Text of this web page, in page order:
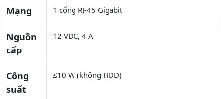
Mạng 1 cổng RJ-45 Gigabit
Nguồn
cấp
12 VDC, 4 A
Công
suất
≤10 W (không HDD)